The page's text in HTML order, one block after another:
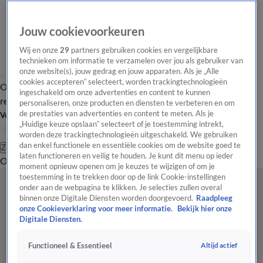
Overzicht Laatste nieuws Regionieuws Het beste van Hart
Tip de
redactie
Volg Hart van Nederland
Zoeken
OverzichtRegioUitzendingenWeerTip de redactiePanelVideo's
Jouw cookievoorkeuren
Wij en onze29 partners gebruiken cookies en vergelijkbare
technieken om informatie te verzamelen over jou als gebruiker van
onze website(s), jouw gedrag en jouw apparaten. Als je „Alle
cookies accepteren” selecteert, worden trackingtechnologieën
ingeschakeld om onze advertenties en content te kunnen
personaliseren, onze producten en diensten te verbeteren en om
de prestaties van advertenties en content te meten. Als je
„Huidige keuze opslaan” selecteert of je toestemming intrekt,
worden deze trackingtechnologieën uitgeschakeld. We gebruiken
dan enkel functionele en essentiële cookies om de website goed te
laten functioneren en veilig te houden. Je kunt dit menu op ieder
moment opnieuw openen om je keuzes te wijzigen of om je
toestemming in te trekken door op de link Cookie-instellingen
onder aan de webpagina te klikken. Je selecties zullen overal
binnen onze Digitale Diensten worden doorgevoerd. Raadpleeg
onze Cookieverklaring voor meer informatie.
Bekijk hier onze
Digitale Diensten.
Functioneel & Essentieel Altijd actief